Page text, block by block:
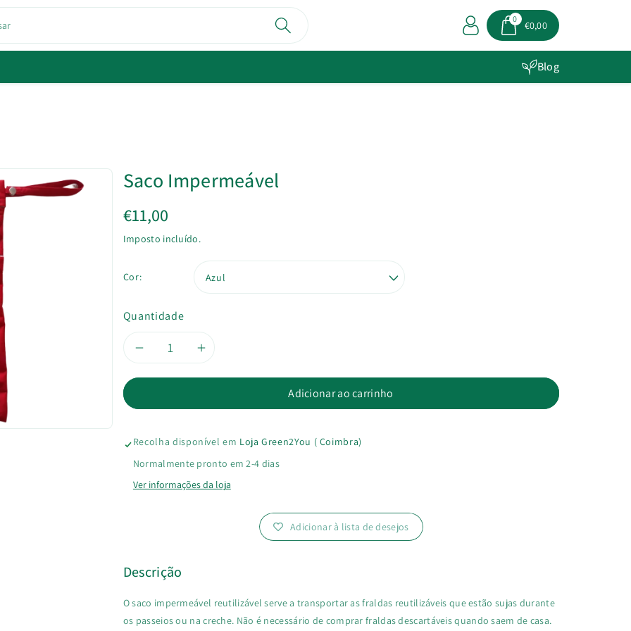
0
€0,00
Blog
Saco Impermeável
€11,00
Imposto incluído.
Cor:
Quantidade
Diminuir
de
Saco
Aumentar
de
Saco
Impermeável
Adicionar ao carrinho
Recolha disponível em Loja Green2You ( Coimbra)
Normalmente pronto em 2-4 dias
Ver informações da loja
Adicionar à lista de desejos
Descrição
O saco impermeável reutilizável serve a transportar as fraldas reutilizáveis que estão sujas durante
os passeios ou na creche. Não é necessário de comprar fraldas descartáveis quando saem de casa.